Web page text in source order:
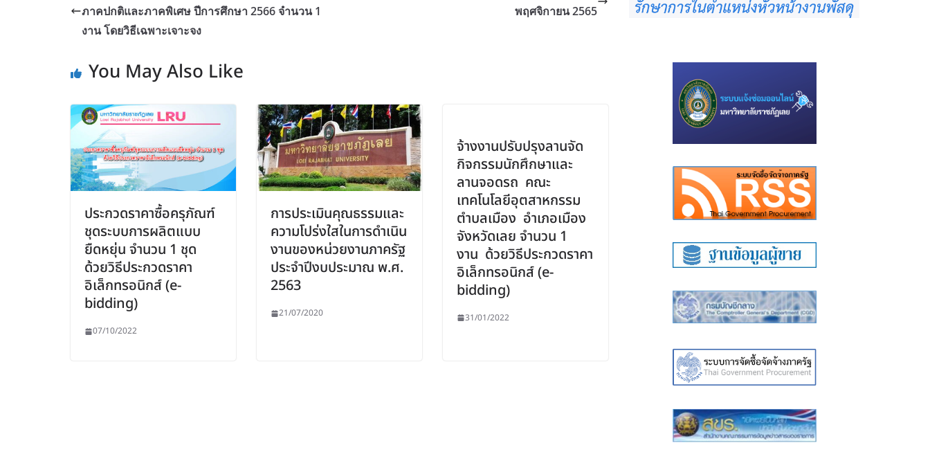
ภาคปกติและภาคพิเศษ ปีการศึกษา 2566 จำนวน 1
งาน โดยวิธีเฉพาะเจาะจง
พฤศจิกายน 2565
You May Also Like
ประกวดราคาซื้อครุภัณฑ์
ชุดระบบการผลิตแบบ
ยืดหยุ่น จำนวน 1 ชุด
ด้วยวิธีประกวดราคา
อิเล็กทรอนิกส์ (e-
bidding)
07/10/2022
การประเมินคุณธรรมและ
ความโปร่งใสในการดำเนิน
งานของหน่วยงานภาครัฐ
ประจำปีงบประมาณ พ.ศ.
2563
21/07/2020
จ้างงานปรับปรุงลานจัด
กิจกรรมนักศึกษาและ
ลานจอดรถ คณะ
เทคโนโลยีอุตสาหกรรม
ตำบลเมือง อำเภอเมือง
จังหวัดเลย จำนวน 1
งาน ด้วยวิธีประกวดราคา
อิเล็กทรอนิกส์ (e-
bidding)
31/01/2022